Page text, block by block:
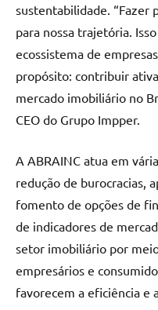
sustentabilidade. “Fazer
para nossa trajetória.
ecossistema de
propósito: contribuir
mercado imobiliário no
CEO do Grupo Impper.
A ABRAINC atua em
redução de burocracias,
fomento de opções de
de indicadores de
setor imobiliário por
empresários e
favorecem a eficiência e